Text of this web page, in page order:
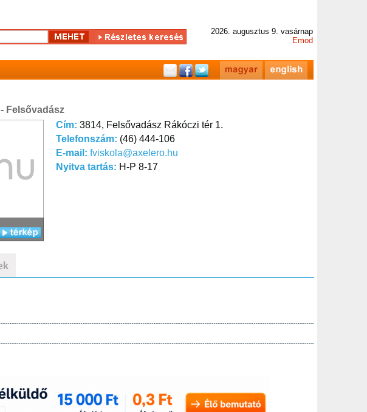
2026. augusztus 9. vasárnap
Emod
- Felsővadász
Cím: 3814, Felsővadász Rákóczi tér 1.
Telefonszám: (46) 444-106
E-mail: fviskola@axelero.hu
Nyitva tartás: H-P 8-17